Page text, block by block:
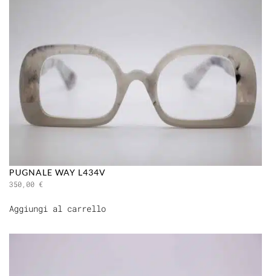
PUGNALE WAY L434V
350,00 €
Aggiungi al carrello